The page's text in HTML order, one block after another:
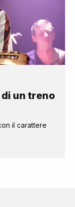
un treno
il carattere